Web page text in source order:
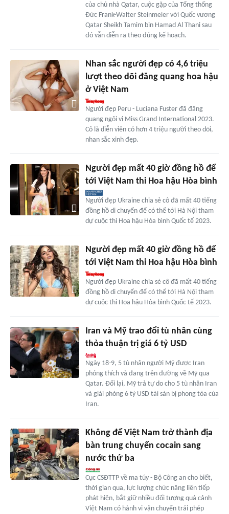
của chủ nhà Qatar, cuộc gặp của Tổng thống
Đức Frank-Walter Steinmeier với Quốc vương
Qatar Sheikh Tamim bin Hamad Al Thani sau
đó vẫn diễn ra theo đúng kế hoạch.
Nhan sắc người đẹp có 4,6 triệu
lượt theo dõi đăng quang hoa hậu
ở Việt Nam
Người đẹp Peru - Luciana Fuster đã đăng
quang ngôi vị Miss Grand International 2023.
Cô là diễn viên có hơn 4 triệu người theo dõi,
nhan sắc xinh đẹp.
Người đẹp mất 40 giờ đồng hồ để
tới Việt Nam thi Hoa hậu Hòa bình
Người đẹp Ukraine chia sẻ cô đã mất 40 tiếng
đồng hồ di chuyển để có thể tới Hà Nội tham
dự cuộc thi Hoa hậu Hòa bình Quốc tế 2023.
Người đẹp mất 40 giờ đồng hồ để
tới Việt Nam thi Hoa hậu Hòa bình
Người đẹp Ukraine chia sẻ cô đã mất 40 tiếng
đồng hồ di chuyển để có thể tới Hà Nội tham
dự cuộc thi Hoa hậu Hòa bình Quốc tế 2023.
Iran và Mỹ trao đổi tù nhân cùng
thỏa thuận trị giá 6 tỷ USD
Ngày 18-9, 5 tù nhân người Mỹ được Iran
phóng thích và đang trên đường về Mỹ qua
Qatar. Đổi lại, Mỹ trả tự do cho 5 tù nhân Iran
và giải phóng 6 tỷ USD tài sản bị phong tỏa của
Iran.
Không để Việt Nam trở thành địa
bàn trung chuyển cocain sang
nước thứ ba
Cục CSĐTTP về ma túy - Bộ Công an cho biết,
thời gian qua, lực lượng chức năng liên tiếp
phát hiện, bắt giữ nhiều đối tượng quá cảnh
Việt Nam có hành vi vận chuyển trái phép